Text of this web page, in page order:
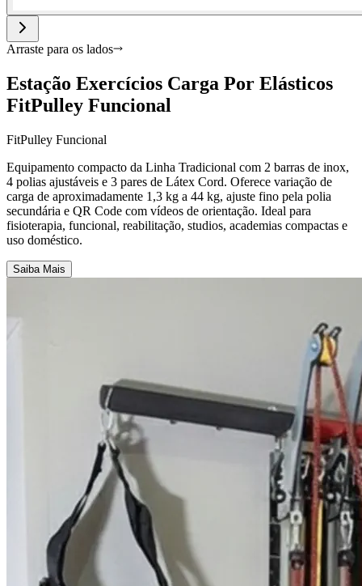
Arraste para os lados
Estação Exercícios Carga Por Elásticos
FitPulley Funcional
FitPulley Funcional
Equipamento compacto da Linha Tradicional com 2 barras de inox,
4 polias ajustáveis e 3 pares de Látex Cord. Oferece variação de
carga de aproximadamente 1,3 kg a 44 kg, ajuste fino pela polia
secundária e QR Code com vídeos de orientação. Ideal para
fisioterapia, funcional, reabilitação, studios, academias compactas e
uso doméstico.
Saiba Mais